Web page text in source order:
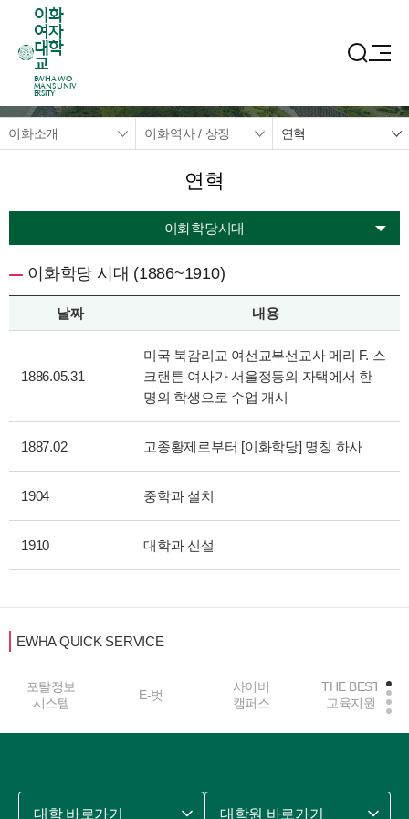
이화
여자
대학
교
EWHA WO
MANS UNIV
ERSITY
이화소개 이화역사 / 상징 연혁
연혁
이화학당시대
이화학당 시대 (1886~1910)
날짜 내용
1886.05.31
미국 북감리교 여선교부선교사 메리 F. 스
크랜튼 여사가 서울정동의 자택에서 한
명의 학생으로 수업 개시
1887.02 고종황제로부터 [이화학당] 명칭 하사
1904 중학과 설치
1910 대학과 신설
EWHA QUICK SERVICE
포탈정보
시스템
E-벗
사이버
캠퍼스
THE BEST
교육지원
대학 바로가기 대학원 바로가기